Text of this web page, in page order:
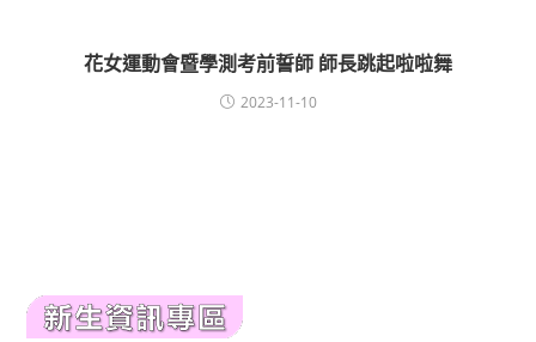
花女運動會暨學測考前誓師 師長跳起啦啦舞
2023-11-10